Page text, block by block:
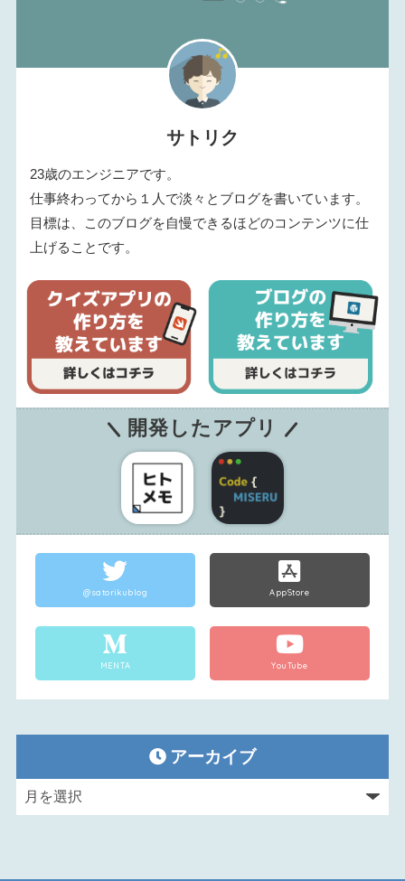
サトリク
23歳のエンジニアです。
仕事終わってから１人で淡々とブログを書いています。
目標は、このブログを自慢できるほどのコンテンツに仕
上げることです。
開発したアプリ
@satorikublog AppStore
MENTA YouTube
アーカイブ